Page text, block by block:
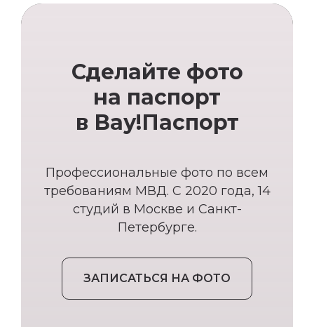
Сделайте фото
на паспорт
в Вау!Паспорт
Профессиональные фото по всем
требованиям МВД. С 2020 года, 14
студий в Москве и Санкт-
Петербурге.
ЗАПИСАТЬСЯ НА ФОТО